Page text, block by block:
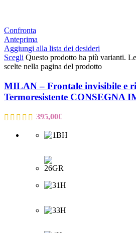
Confronta
Anteprima
Aggiungi alla lista dei desideri
Scegli Questo prodotto ha più varianti.
scelte nella pagina del prodotto
MILAN – Frontale invisibile e
Termoresistente CONSEGNA
395,00€